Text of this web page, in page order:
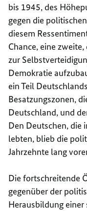
bis 1945, des
gegen die
diesem
Chance, eine
zur
Demokratie
ein Teil
Besatzungszonen,
Deutschland, und
Den Deutschen, die
lebten, blieb die
Jahrzehnte lang
Die fortschreitende
gegenüber der
Herausbildung